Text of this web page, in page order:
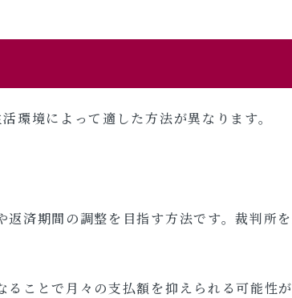
環境によって適した方法が異なります。
済期間の調整を目指す方法です。裁判所
ことで月々の支払額を抑えられる可能性